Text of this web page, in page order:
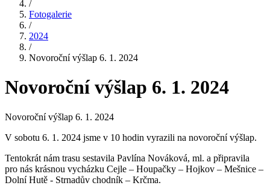
/
Fotogalerie
/
2024
/
Novoroční výšlap 6. 1. 2024
Novoroční výšlap 6. 1. 2024
Novoroční výšlap 6. 1. 2024
V sobotu 6. 1. 2024 jsme v 10 hodin vyrazili na novoroční výšlap.
Tentokrát nám trasu sestavila Pavlína Nováková, ml. a připravila
pro nás krásnou vycházku Cejle – Houpačky – Hojkov – Mešnice –
Dolní Hutě - Strnadův chodník – Krčma.